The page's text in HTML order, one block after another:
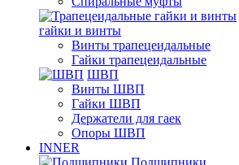
гайки и винты
Винты трапецеидальные
Гайки трапецеидальные
ШВП
Винты ШВП
Гайки ШВП
Держатели для гаек
Опоры ШВП
INNER
Подшипники